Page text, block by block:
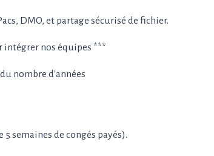
DMO, et partage sécurisé de fichier.
nos équipes ***
nombre d'années
semaines de congés payés).